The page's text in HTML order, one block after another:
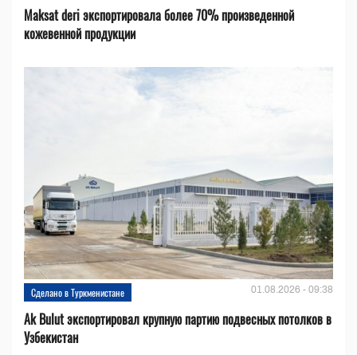
Maksat deri экспортировала более 70% произведенной
кожевенной продукции
Сделано в Туркменистане 01.08.2026 - 09:38
Ak Bulut экспортировал крупную партию подвесных потолков в
Узбекистан